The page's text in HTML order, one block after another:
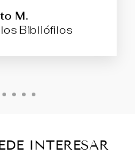
M.
Bibliófilos
INTERESAR